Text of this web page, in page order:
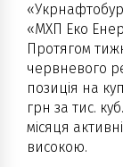
«МХП Еко
Протягом
червневого
позиція на
грн за тис.
місяця
високою.